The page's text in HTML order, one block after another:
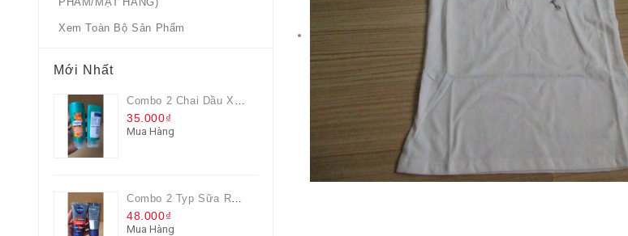
Xem Toàn Bộ Sản Phẩm
Mới Nhất
Combo 2 Chai Dầu Xả Rejoice 3IN1 Siêu Mềm Mượt Chai 60ML
35.000₫
Mua Hàng
Combo 2 Typ Sữa Rửa Mặt Nivea Men Giúp Giảm Mụn, Giảm Hư Tổn Da
48.000₫
Mua Hàng